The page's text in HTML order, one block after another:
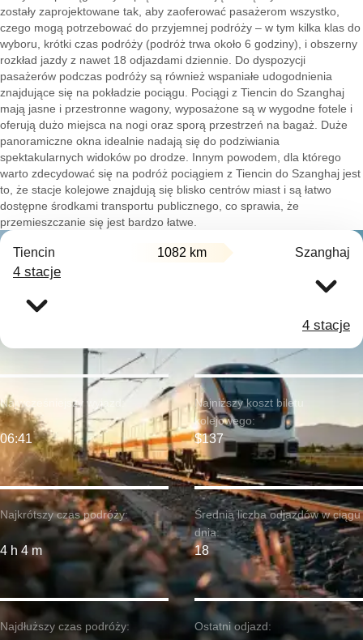
zostały zaprojektowane tak, aby zaoferować pasażerom wszystko,
czego mogą potrzebować do przyjemnej podróży – w tym kilka klas do
wyboru, krótki czas podróży (podróż trwa około 6 godziny), i obszerny
rozkład jazdy z nawet 18 odjazdami dziennie. Do dyspozycji
pasażerów podczas podróży są również wspaniałe udogodnienia
znajdujące się na pokładzie pociągu. Pociągi z Tiencin do Szanghaj
mają jasne i przestronne wagony, wyposażone są w wygodne fotele i
oferują dużo miejsca na nogi oraz sporą przestrzeń na bagaż. Duże
panoramiczne okna idealnie nadają się do podziwiania
spektakularnych widoków po drodze. Innym powodem, dla którego
warto zdecydować się na podróż pociągiem z Tiencin do Szanghaj jest
to, że stacje kolejowe znajdują się blisko centrów miast i są łatwo
dostępne środkami transportu publicznego, co sprawia, że
przemieszczanie się jest bardzo łatwe.
Tiencin 1082 km Szanghaj
4 stacje
4 stacje
Najkrótszy czas podróży:
4 h 4 m
Najwcześniejszy wyjazd:
06:41
Najdłuższy czas podróży:
Najniższy koszt biletu
kolejowego:
$137
Średnia liczba odjazdów w ciągu
dnia:
18
Ostatni odjazd: